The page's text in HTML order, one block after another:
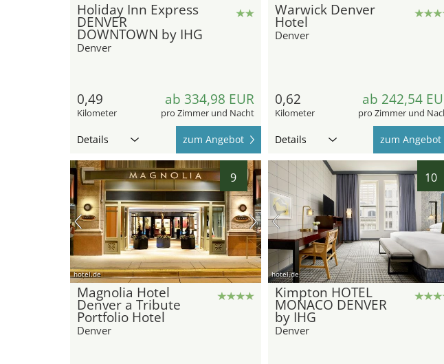
Holiday Inn Express
DENVER
DOWNTOWN by IHG
Denver
0,49
Kilometer
ab 334,98 EUR
pro Zimmer und Nacht
Details zum Angebot
Warwick Denver
Hotel
Denver
0,62
Kilometer
ab 242,54
pro Zimmer und
Details zum Angebot
9
hotel.de
Magnolia Hotel
Denver a Tribute
Portfolio Hotel
Denver
10
hotel.de
Kimpton HOTEL
MONACO DENVER
by IHG
Denver